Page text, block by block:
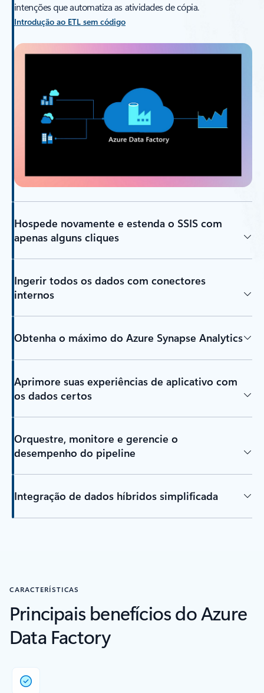
intenções que automatiza as atividades de cópia.
Introdução ao ETL sem código
Hospede novamente e estenda o SSIS com
apenas alguns cliques
Ingerir todos os dados com conectores
internos
Obtenha o máximo do Azure Synapse Analytics
Aprimore suas experiências de aplicativo com
os dados certos
Orquestre, monitore e gerencie o
desempenho do pipeline
Integração de dados híbridos simplificada
CARACTERÍSTICAS
Principais benefícios do Azure
Data Factory